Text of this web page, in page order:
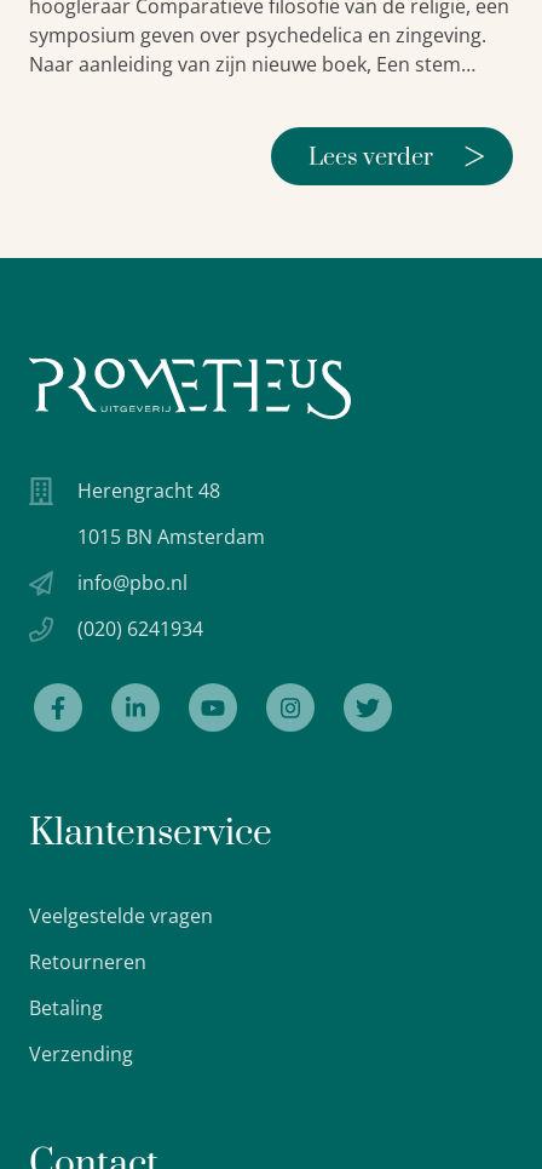
hoogleraar Comparatieve filosofie van de religie, een
symposium geven over psychedelica en zingeving.
Naar aanleiding van zijn nieuwe boek, Een stem…
Lees verder >
Herengracht 48
1015 BN Amsterdam
info@pbo.nl
(020) 6241934
Klantenservice
Veelgestelde vragen
Retourneren
Betaling
Verzending